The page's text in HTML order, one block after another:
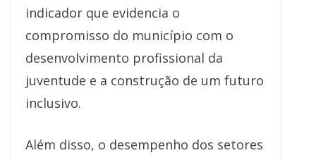
indicador que evidencia o
compromisso do município com o
desenvolvimento profissional da
juventude e a construção de um futuro
inclusivo.
Além disso, o desempenho dos setores